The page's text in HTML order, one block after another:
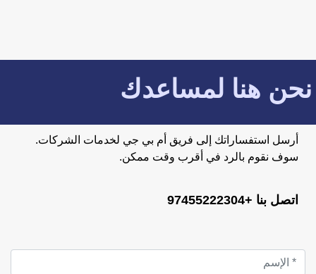
نحن هنا لمساعدك
أرسل استفساراتك إلى فريق أم بي جي لخدمات الشركات.
سوف نقوم بالرد في أقرب وقت ممكن.
اتصل بنا +97455222304